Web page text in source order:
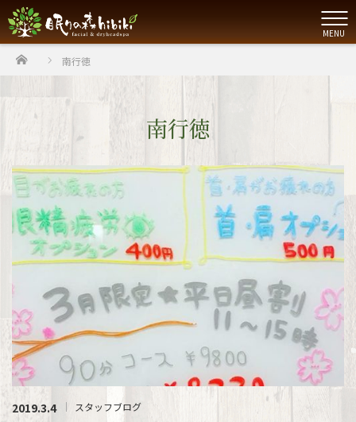
MENU
ホーム 南行徳
南行徳
2019.3.4 スタッフブログ